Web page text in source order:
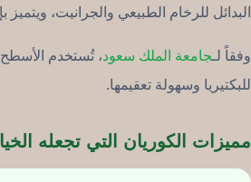
البدائل للرخام الطبيعي والجرانيت،
وفقاً لـجامعة الملك سعود، تُستخدم
للبكتيريا وسهولة تعقيمها.
مميزات الكوريان التي تجعله